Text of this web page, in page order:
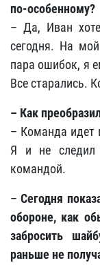
по-особенному?
– Да, Иван
сегодня. На
пара ошибок, я
Все старались.
– Как
– Команда идет
Я и не следил
командой.
– Сегодня
обороне, как
забросить
раньше не